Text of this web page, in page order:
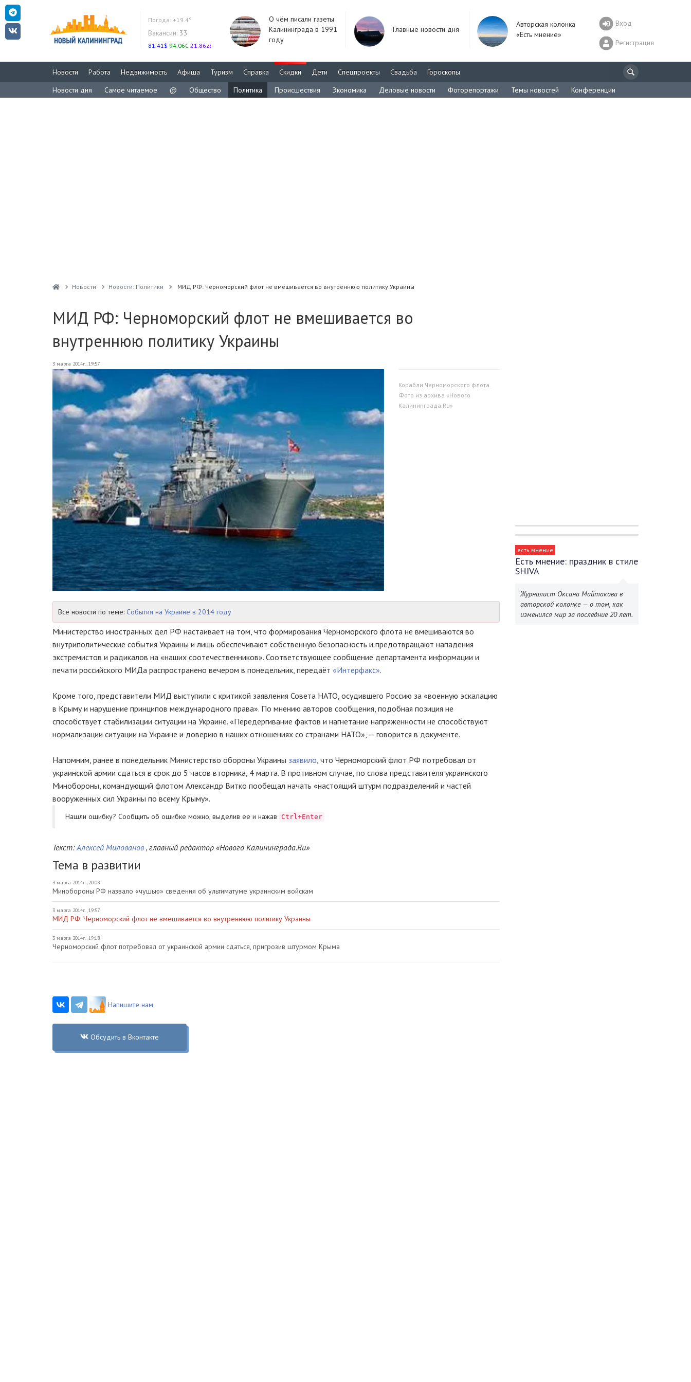
Погода: +19.4°
Вакансии: 33
81.41$ 94.06€ 21.86zł
О чём писали газеты
Калининграда в 1991
году
Главные новости дня
Авторская колонка
«Есть мнение»
Вход
Регистрация
Новости Работа Недвижимость Афиша Туризм Справка Скидки Дети Спецпроекты Свадьба
Гороскопы
Новости дня
Самое читаемое @ Общество Политика Происшествия Экономика Деловые новости Фоторепортажи Темы новостей Конференции
Новости Новости: Политики МИД РФ: Черноморский флот не вмешивается во внутреннюю политику Украины
МИД РФ: Черноморский флот не вмешивается во
внутреннюю политику Украины
3 марта 2014г., 19:57
Корабли Черноморского флота.
Фото из архива «Нового
Калининграда.Ru»
Все новости по теме: События на Украине в 2014 году
Министерство иностранных дел РФ настаивает на том, что формирования Черноморского флота не вмешиваются во
внутриполитические события Украины и лишь обеспечивают собственную безопасность и предотвращают нападения
экстремистов и радикалов на «наших соотечественников». Соответствующее сообщение департамента информации и
печати российского МИДа распространено вечером в понедельник, передаёт «Интерфакс».
Кроме того, представители МИД выступили с критикой заявления Совета НАТО, осудившего Россию за «военную эскалацию
в Крыму и нарушение принципов международного права». По мнению авторов сообщения, подобная позиция не
способствует стабилизации ситуации на Украине. «Передергивание фактов и нагнетание напряженности не способствуют
нормализации ситуации на Украине и доверию в наших отношениях со странами НАТО», — говорится в документе.
Напомним, ранее в понедельник Министерство обороны Украины заявило , что Черноморский флот РФ потребовал от
украинской армии сдаться в срок до 5 часов вторника, 4 марта. В противном случае, по слова представителя украинского
Минобороны, командующий флотом Александр Витко пообещал начать «настоящий штурм подразделений и частей
вооруженных сил Украины по всему Крыму».
Нашли ошибку? Cообщить об ошибке можно, выделив ее и нажав Ctrl+Enter
Текст:Алексей Милованов , главный редактор «Нового Калининграда.Ru»
Тема в развитии
3 марта 2014г., 20:08
Минобороны РФ назвало «чушью» сведения об ультиматуме украинским войскам
3 марта 2014г., 19:57
МИД РФ: Черноморский флот не вмешивается во внутреннюю политику Украины
3 марта 2014г., 19:18
Черноморский флот потребовал от украинской армии сдаться, пригрозив штурмом Крыма
Напишите нам
Обсудить в Вконтакте
есть мнение
Есть мнение: праздник в стиле
SHIVA
Журналист Оксана Майтакова в
авторской колонке — о том, как
изменился мир за последние 20 лет.